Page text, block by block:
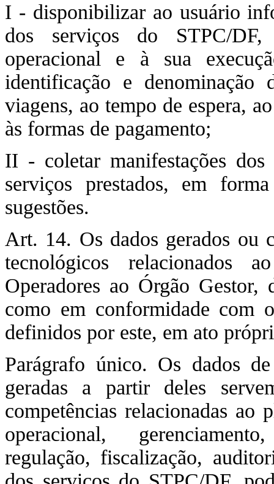
I - disponibilizar ao usuário
dos serviços do STPC/
operacional e à sua
identificação e
viagens, ao tempo de espera,
às formas de pagamento;
II - coletar manifestações
serviços prestados, em
sugestões.
Art. 14. Os dados gerados ou
tecnológicos relacionados
Operadores ao Órgão
como em conformidade com
definidos por este, em ato
Parágrafo único. Os dados
geradas a partir deles
competências relacionadas ao
operacional,
regulação, fiscalização,